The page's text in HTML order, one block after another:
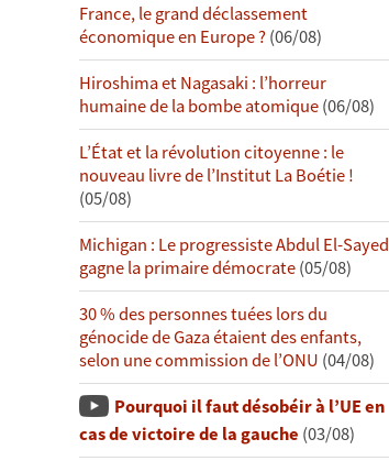
France, le grand déclassement
économique en Europe ?(06/08)
Hiroshima et Nagasaki : l’horreur
humaine de la bombe atomique(06/08)
L’État et la révolution citoyenne : le
nouveau livre de l’Institut La Boétie !
(05/08)
Michigan : Le progressiste Abdul El-Sayed
gagne la primaire démocrate(05/08)
30 % des personnes tuées lors du
génocide de Gaza étaient des enfants,
selon une commission de l’ONU (04/08)
Pourquoi il faut désobéir à l’UE en
cas de victoire de la gauche (03/08)